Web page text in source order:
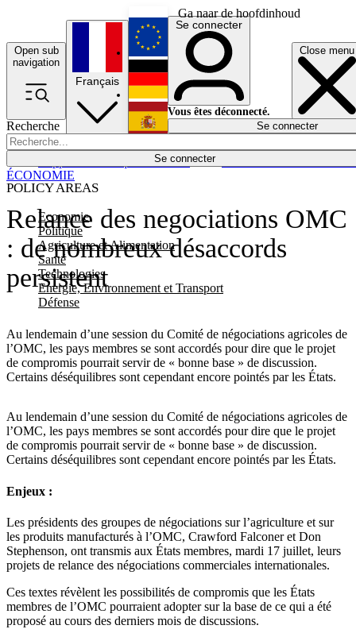
Ga naar de hoofdinhoud
Open sub
navigation
Close menu
Recherche
Se connecter
POLICY AREAS
Economie
Politique
Agriculture et Alimentation
Santé
Technologies
Energie, Environnement et Transport
Défense
Économie
Français
English
Deutsch
Español
Se connecter
Vous êtes déconnecté.
Se connecter
Relance des negociations OMC
: de nombreux désaccords
persistent
Au lendemain d’une session du Comité de négociations agricoles de
l’OMC, les pays membres se sont accordés pour dire que le projet
de compromis pourrait servir de « bonne base » de discussion.
Certains déséquilibres sont cependant encore pointés par les États.
ÉCONOMIE
Au lendemain d’une session du Comité de négociations agricoles de
l’OMC, les pays membres se sont accordés pour dire que le projet
de compromis pourrait servir de « bonne base » de discussion.
Certains déséquilibres sont cependant encore pointés par les États.
Enjeux :
Les présidents des groupes de négociations sur l’agriculture et sur
les produits manufacturés à l’OMC, Crawford Falconer et Don
Stephenson, ont transmis aux États membres, mardi 17 juillet, leurs
projets de relance des négociations commerciales internationales.
Ces textes révèlent les possibilités de compromis que les États
membres de l’OMC pourraient adopter sur la base de ce qui a été
proposé au cours des derniers mois de discussions.